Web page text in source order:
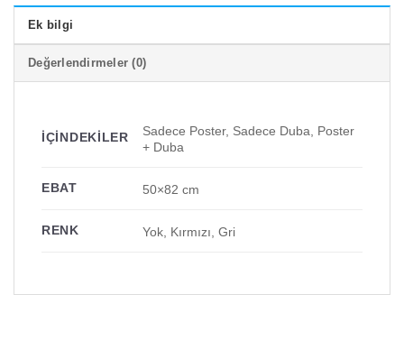
Ek bilgi
Değerlendirmeler (0)
İÇINDEKILER
Sadece Poster, Sadece Duba, Poster
+ Duba
EBAT 50×82 cm
RENK Yok, Kırmızı, Gri